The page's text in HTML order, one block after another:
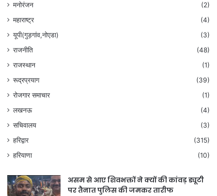
मनोरंजन
(2)
महाराष्ट्र
(4)
यूपी(गुड़गांव,नोएडा)
(3)
राजनीति
(48)
राजस्थान
(1)
रूद्रप्रयाग
(39)
रोजगार समाचार
(1)
लखनऊ
(4)
सचिवालय
(3)
हरिद्वार
(315)
हरियाणा
(10)
असम से आए शिवभक्तों ने क्यों की कांवड़ ड्यूटी
पर तैनात पुलिस की जमकर तारीफ